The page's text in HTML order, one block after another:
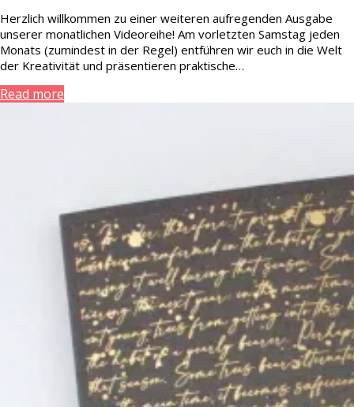
Herzlich willkommen zu einer weiteren aufregenden Ausgabe
unserer monatlichen Videoreihe! Am vorletzten Samstag jeden
Monats (zumindest in der Regel) entführen wir euch in die Welt
der Kreativität und präsentieren praktische…
Read more